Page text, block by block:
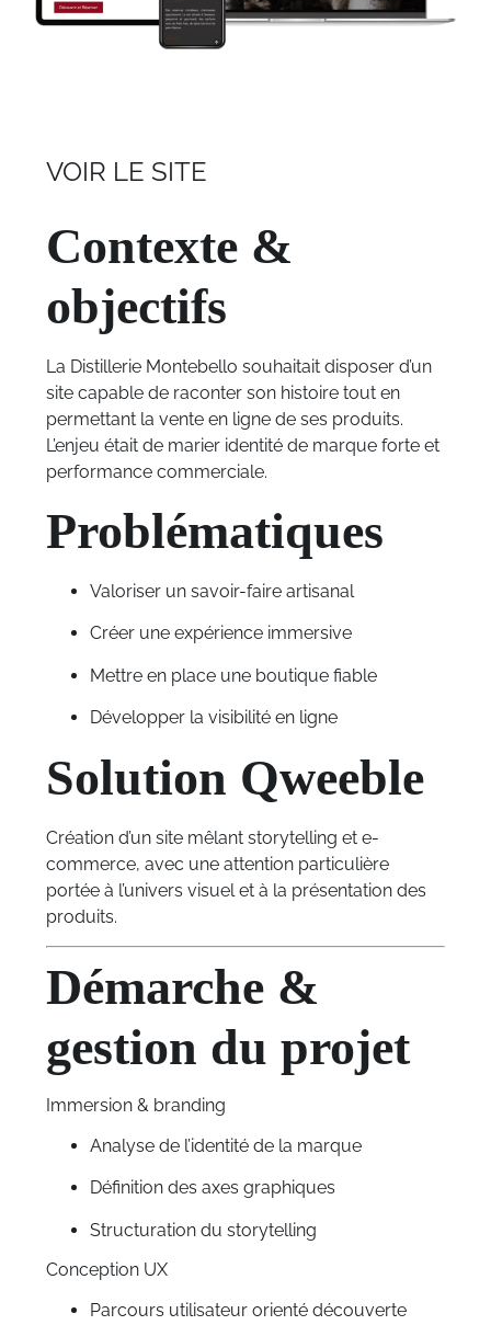
VOIR LE SITE
Contexte &
objectifs
La Distillerie Montebello souhaitait disposer d’un
site capable de raconter son histoire tout en
permettant la vente en ligne de ses produits.
L’enjeu était de marier identité de marque forte et
performance commerciale.
Problématiques
Valoriser un savoir-faire artisanal
Créer une expérience immersive
Mettre en place une boutique fiable
Développer la visibilité en ligne
Solution Qweeble
Création d’un site mêlant storytelling et e-
commerce, avec une attention particulière
portée à l’univers visuel et à la présentation des
produits.
Démarche &
gestion du projet
Immersion & branding
Analyse de l’identité de la marque
Définition des axes graphiques
Structuration du storytelling
Conception UX
Parcours utilisateur orienté découverte